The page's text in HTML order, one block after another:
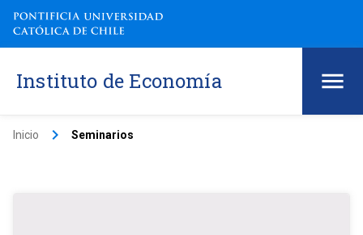
Instituto de Economía
Inicio keyboard_arrow_right Seminarios